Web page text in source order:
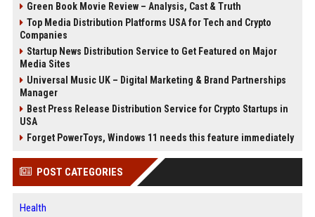
Green Book Movie Review – Analysis, Cast & Truth
Top Media Distribution Platforms USA for Tech and Crypto
Companies
Startup News Distribution Service to Get Featured on Major
Media Sites
Universal Music UK – Digital Marketing & Brand Partnerships
Manager
Best Press Release Distribution Service for Crypto Startups in
USA
Forget PowerToys, Windows 11 needs this feature immediately
POST CATEGORIES
Health